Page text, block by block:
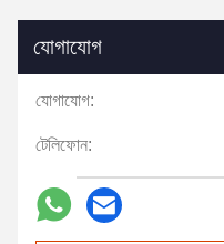
যোগাযোগ
যোগাযোগ:
টেলিফোন: